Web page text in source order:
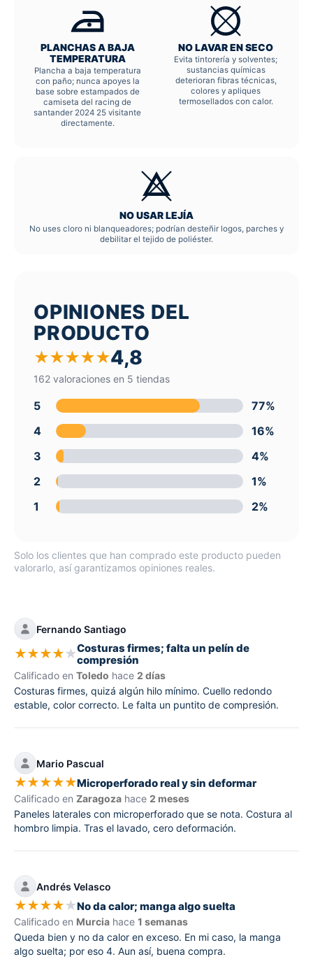
PLANCHAS A BAJA
TEMPERATURA
Plancha a baja temperatura
con paño; nunca apoyes la
base sobre estampados de
camiseta del racing de
santander 2024 25 visitante
directamente.
NO LAVAR EN SECO
Evita tintorería y solventes;
sustancias químicas
deterioran fibras técnicas,
colores y apliques
termosellados con calor.
NO USAR LEJÍA
No uses cloro ni blanqueadores; podrían desteñir logos, parches y
debilitar el tejido de poliéster.
OPINIONES DEL
PRODUCTO
★★★★★4,8
162 valoraciones en 5 tiendas
5
77%
4
16%
3
4%
2
1%
1
2%
Solo los clientes que han comprado este producto pueden
valorarlo, así garantizamos opiniones reales.
Fernando Santiago
★★★★★Costuras firmes; falta un pelín de
compresión
Calificado en Toledo hace 2 días
Costuras firmes, quizá algún hilo mínimo. Cuello redondo
estable, color correcto. Le falta un puntito de compresión.
Mario Pascual
★★★★★Microperforado real y sin deformar
Calificado en Zaragoza hace 2 meses
Paneles laterales con microperforado que se nota. Costura al
hombro limpia. Tras el lavado, cero deformación.
Andrés Velasco
★★★★★No da calor; manga algo suelta
Calificado en Murcia hace 1 semanas
Queda bien y no da calor en exceso. En mi caso, la manga
algo suelta; por eso 4. Aun así, buena compra.